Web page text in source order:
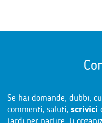
Se hai domande, dubbi,
commenti, saluti, scrivici